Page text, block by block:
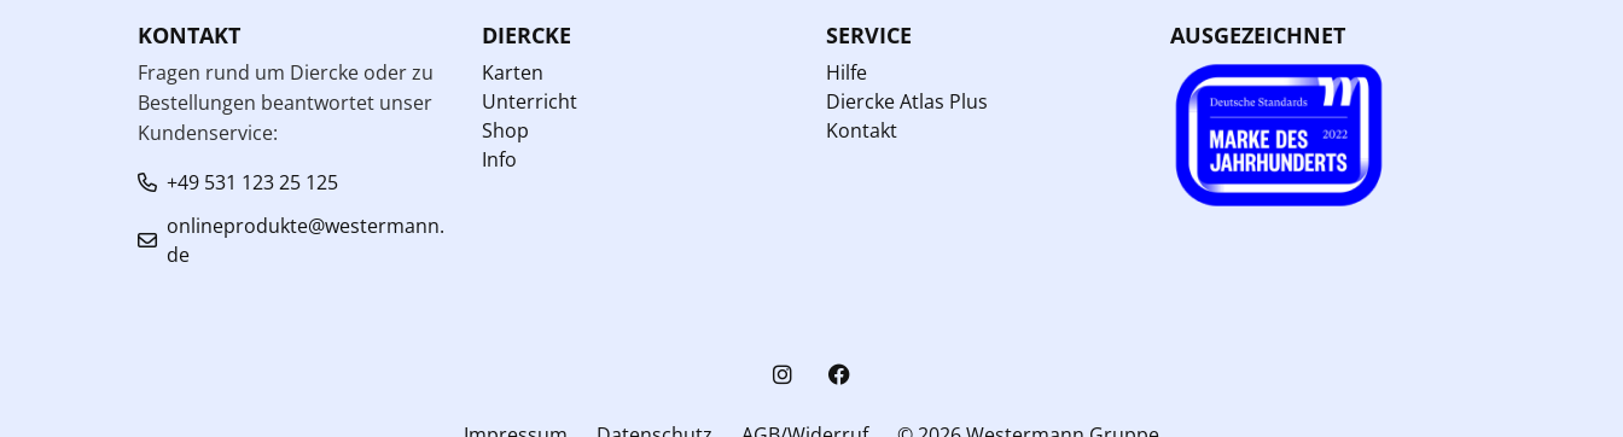
KONTAKT
Fragen rund um Diercke oder zu
Bestellungen beantwortet unser
Kundenservice:
+49 531 123 25 125
onlineprodukte@westermann.
de
DIERCKE
Karten
Unterricht
Shop
Info
SERVICE
Hilfe
Diercke Atlas Plus
Kontakt
AUSGEZEICHNET